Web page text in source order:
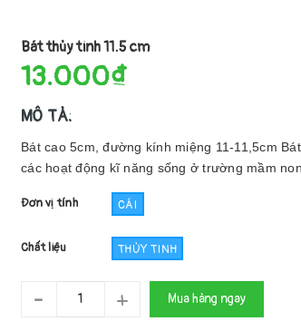
Bát thủy tinh 11.5 cm
13.000₫
MÔ TẢ:
Bát cao 5cm, đường kính miệng 11-11,5cm
các hoạt động kĩ năng sống ở trường mầm non.
Đơn vị tính CÁI
Chất liệu THỦY TINH
- + Mua hàng ngay